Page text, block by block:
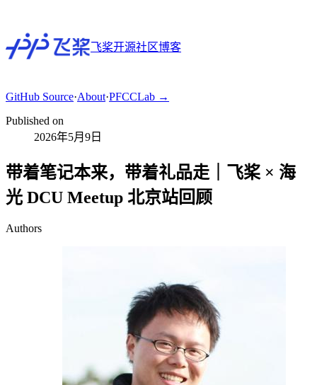
飞桨开源社区博客
GitHub Source·About·PFCCLab →
Published on
2026年5月9日
带着笔记本来，带着礼品走｜飞桨 × 海
光 DCU Meetup 北京站回顾
Authors